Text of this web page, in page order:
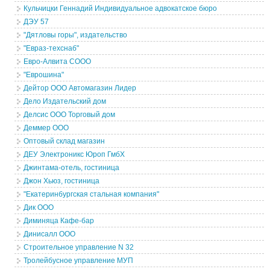
Кульчицки Геннадий Индивидуальное адвокатское бюро
ДЭУ 57
"Дятловы горы", издательство
"Евраз-техснаб"
Евро-Алвита СООО
"Еврошина"
Дейтор ООО Автомагазин Лидер
Дело Издательский дом
Делсис ООО Торговый дом
Деммер ООО
Оптовый склад магазин
ДЕУ Электроникс Юроп ГмбХ
Джинтама-отель, гостиница
Джон Хьюз, гостиница
"Екатеринбургская стальная компания"
Дик ООО
Диминяца Кафе-бар
Динисалл ООО
Строительное управление N 32
Тролейбусное управление МУП